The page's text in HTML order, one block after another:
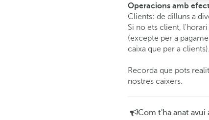
Operacions amb
Clients: de dilluns a
Si no ets client,
(excepte per a
caixa que per a clients).
Recorda que pots
nostres caixers.
Com t'ha anat avui